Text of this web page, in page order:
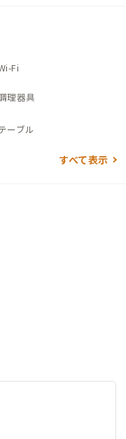
思いの時間をお過ごし
ートワークやウェブ会
階にはカフェ、4階に
でご利用可能）が併
した環境で作業したり
か、秋田の食材と世
オフィスには、運営
Fi
理器具
ーブル
すべて表示